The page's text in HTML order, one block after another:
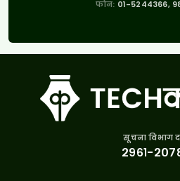
फोन: 01-5244366,
सूचना विभाग
२९६१-